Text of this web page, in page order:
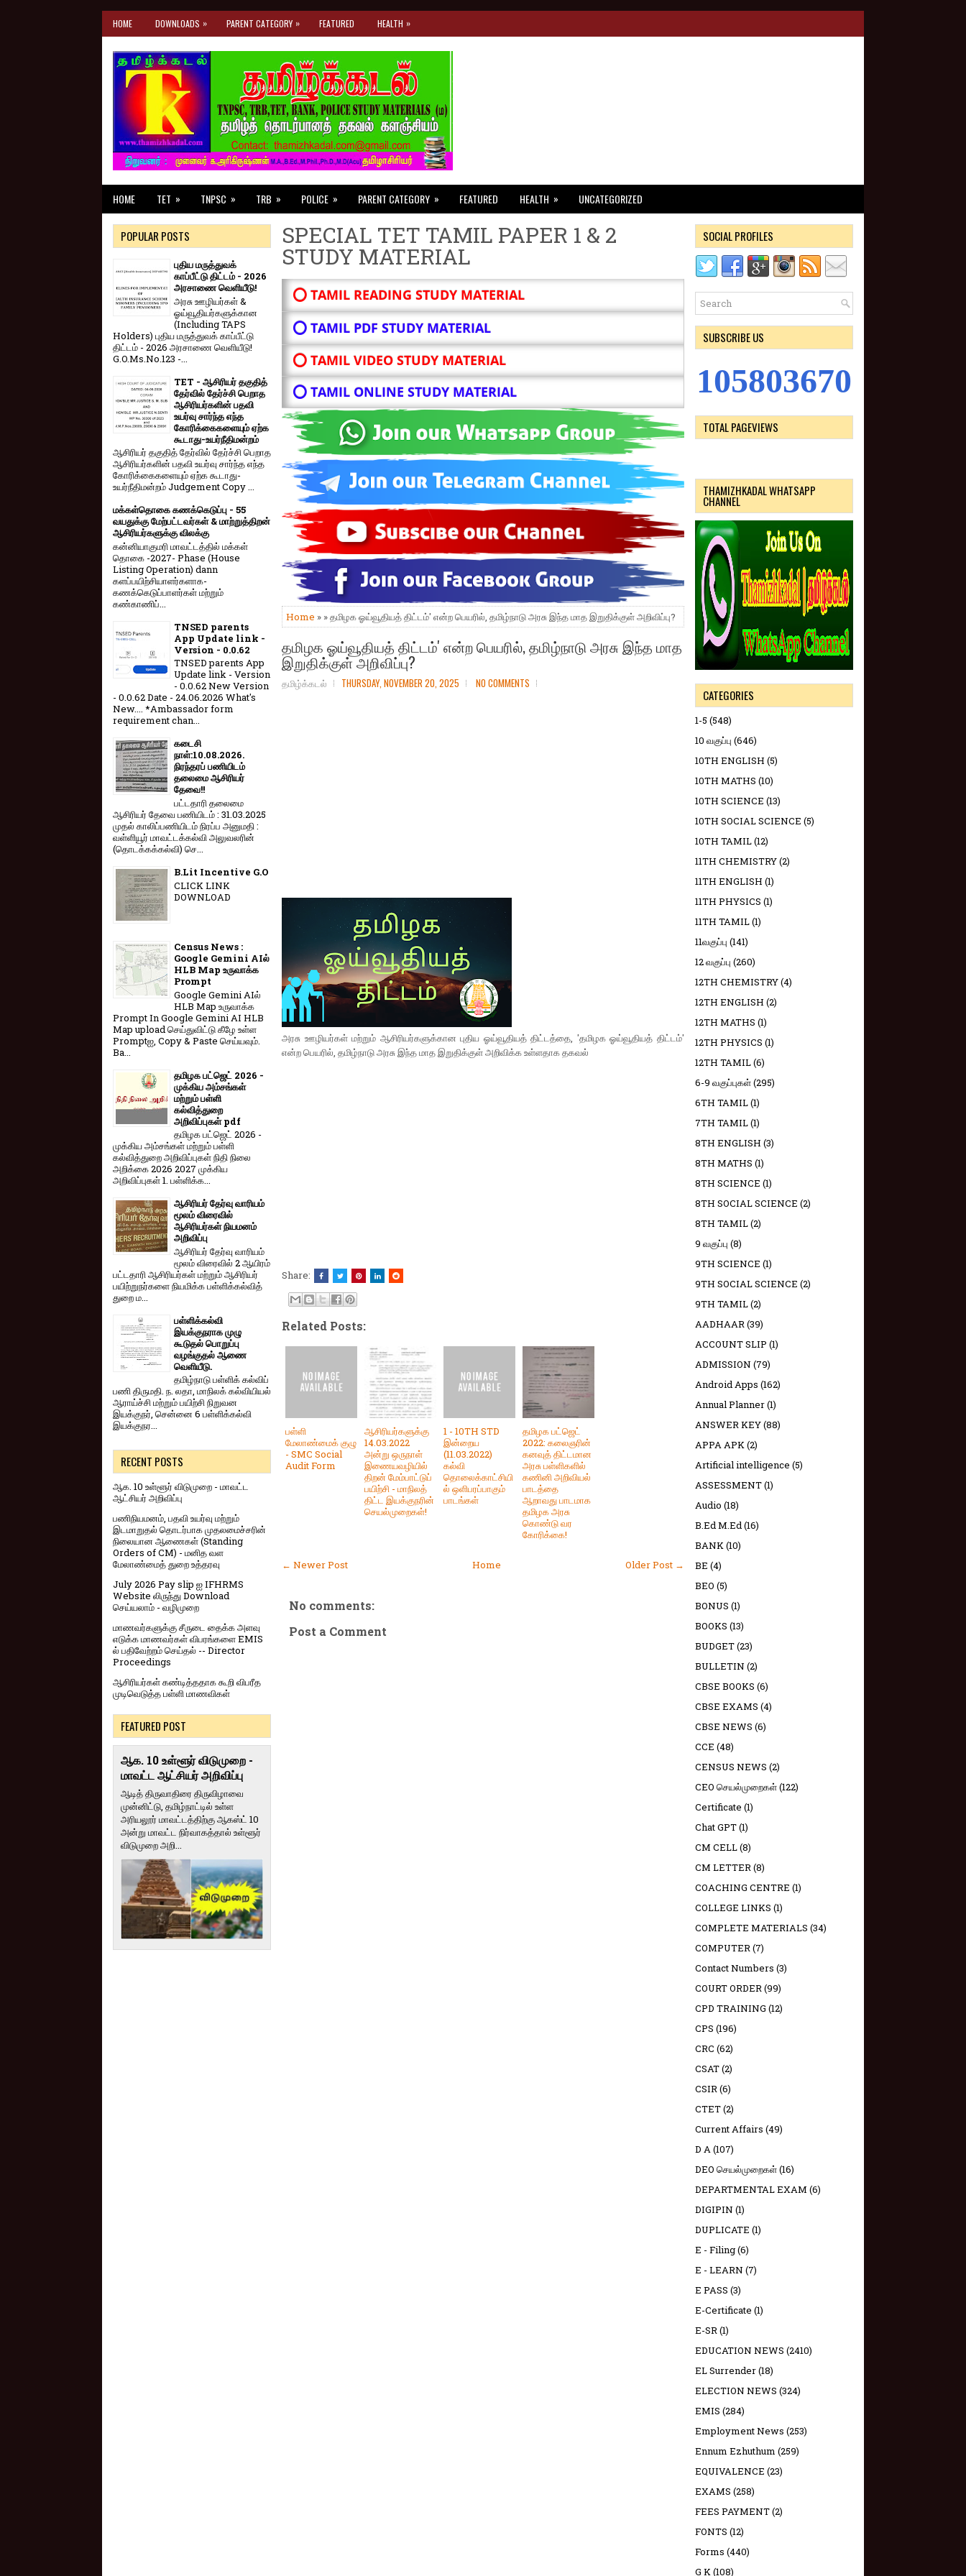
HOME DOWNLOADS » PARENT CATEGORY » FEATURED HEALTH »
HOME TET » TNPSC » TRB » POLICE » PARENT CATEGORY » FEATURED HEALTH » UNCATEGORIZED
SPECIAL TET TAMIL PAPER 1 & 2
STUDY MATERIAL
⭕ TAMIL READING STUDY MATERIAL
⭕ TAMIL PDF STUDY MATERIAL
⭕ TAMIL VIDEO STUDY MATERIAL
⭕ TAMIL ONLINE STUDY MATERIAL
Home » » தமிழக ஓய்வூதியத் திட்டம்' என்ற பெயரில், தமிழ்நாடு அரசு இந்த மாத இறுதிக்குள் அறிவிப்பு?
தமிழக ஓய்வூதியத் திட்டம்' என்ற பெயரில், தமிழ்நாடு அரசு இந்த மாத
இறுதிக்குள் அறிவிப்பு?
தமிழ்க்கடல் THURSDAY, NOVEMBER 20, 2025 NO COMMENTS
அரசு ஊழியர்கள் மற்றும் ஆசிரியர்களுக்கான புதிய ஓய்வூதியத் திட்டத்தை, 'தமிழக ஓய்வூதியத் திட்டம்'
என்ற பெயரில், தமிழ்நாடு அரசு இந்த மாத இறுதிக்குள் அறிவிக்க உள்ளதாக தகவல்
Share:
Related Posts:
பள்ளி
மேலாண்மைக் குழு
- SMC Social
Audit Form
ஆசிரியர்களுக்கு
14.03.2022
அன்று ஒருநாள்
இணையவழியில்
திறன் மேம்பாட்டுப்
பயிற்சி - மாநிலத்
திட்ட இயக்குநரின்
செயல்முறைகள்!
1 - 10TH STD
இன்றைய
(11.03.2022)
கல்வி
தொலைக்காட்சியி
ல் ஒளிபரப்பாகும்
பாடங்கள்
தமிழக பட்ஜெட்
2022: கலைஞரின்
கனவுத் திட்டமான
அரசு பள்ளிகளில்
கணினி அறிவியல்
பாடத்தை
ஆறாவது பாடமாக
தமிழக அரசு
கொண்டு வர
கோரிக்கை!
← Newer Post Older Post →
Home
No comments:
Post a Comment
POPULAR POSTS
புதிய மருத்துவக்
காப்பீட்டு திட்டம் - 2026
அரசாணை வெளியீடு!
அரசு ஊழியர்கள் &
ஓய்வூதியர்களுக்கான
(Including TAPS
Holders) புதிய மருத்துவக் காப்பீட்டு
திட்டம் - 2026 அரசாணை வெளியீடு!
G.O.Ms.No.123 -...
TET - ஆசிரியர் தகுதித்
தேர்வில் தேர்ச்சி பெறாத
ஆசிரியர்களின் பதவி
உயர்வு சார்ந்த எந்த
கோரிக்கைகளையும் ஏற்க
கூடாது-உயர்நீதிமன்றம்
ஆசிரியர் தகுதித் தேர்வில் தேர்ச்சி பெறாத
ஆசிரியர்களின் பதவி உயர்வு சார்ந்த எந்த
கோரிக்கைகளையும் ஏற்க கூடாது-
உயர்நீதிமன்றம் Judgement Copy ...
மக்கள்தொகை கணக்கெடுப்பு - 55
வயதுக்கு மேற்பட்டவர்கள் & மாற்றுத்திறன்
ஆசிரியர்களுக்கு விலக்கு
கன்னியாகுமரி மாவட்டத்தில் மக்கள்
தொகை -2027- Phase (House
Listing Operation) dann
களப்பயிற்சியாளர்களாக-
கணக்கெடுப்பாளர்கள் மற்றும்
கண்காணிப்...
TNSED parents
App Update link -
Version - 0.0.62
TNSED parents App
Update link - Version
- 0.0.62 New Version
- 0.0.62 Date - 24.06.2026 What's
New.... *Ambassador form
requirement chan...
கடைசி
நாள்:10.08.2026.
நிரந்தரப் பணியிடம்
தலைமை ஆசிரியர்
தேவை!!
பட்டதாரி தலைமை
ஆசிரியர் தேவை பணியிடம் : 31.03.2025
முதல் காலிப்பணியிடம் நிரப்ப அனுமதி :
வள்ளியூர் மாவட்டக்கல்வி அலுவலரின்
(தொடக்கக்கல்வி) செ...
B.Lit Incentive G.O
CLICK LINK
DOWNLOAD
Census News :
Google Gemini AIல்
HLB Map உருவாக்க
Prompt
Google Gemini AIல்
HLB Map உருவாக்க
Prompt In Google Gemini AI HLB
Map upload செய்துவிட்டு கீழே உள்ள
Promptஐ, Copy & Paste செய்யவும்.
Ba...
தமிழக பட்ஜெட் 2026 -
முக்கிய அம்சங்கள்
மற்றும் பள்ளி
கல்வித்துறை
அறிவிப்புகள் pdf
தமிழக பட்ஜெட் 2026 -
முக்கிய அம்சங்கள் மற்றும் பள்ளி
கல்வித்துறை அறிவிப்புகள் நிதி நிலை
அறிக்கை 2026 2027 முக்கிய
அறிவிப்புகள் 1. பள்ளிக்க...
ஆசிரியர் தேர்வு வாரியம்
மூலம் விரைவில்
ஆசிரியர்கள் நியமனம்
அறிவிப்பு
ஆசிரியர் தேர்வு வாரி​யம்
மூலம் விரை​வில் 2 ஆயிரம்
பட்​ட​தாரி ஆசிரியர்​கள் மற்​றும் ஆசிரியர்
பயிற்றுநர்​களை நியமிக்க பள்​ளிக்​கல்​வித்​
துறை ம...
பள்ளிக்கல்வி
இயக்குநராக முழு
கூடுதல் பொறுப்பு
வழங்குதல் ஆணை
வெளியீடு.
தமிழ்நாடு பள்ளிக் கல்விப்
பணி திருமதி. ந. லதா, மாநிலக் கல்வியியல்
ஆராய்ச்சி மற்றும் பயிற்சி நிறுவன
இயக்குநர், சென்னை 6 பள்ளிக்கல்வி
இயக்குநர...
RECENT POSTS
ஆக. 10 உள்ளூர் விடுமுறை - மாவட்ட
ஆட்சியர் அறிவிப்பு
பணிநியமனம், பதவி உயர்வு மற்றும்
இடமாறுதல் தொடர்பாக முதலமைச்சரின்
நிலையான ஆணைகள் (Standing
Orders of CM) - மனித வள
மேலாண்மைத் துறை உத்தரவு
July 2026 Pay slip ஐ IFHRMS
Website லிருந்து Download
செய்யலாம் - வழிமுறை
மாணவர்களுக்கு சீருடை தைக்க அளவு
எடுக்க மாணவர்கள் விபரங்களை EMIS
ல் பதிவேற்றம் செய்தல் -- Director
Proceedings
ஆசிரியர்கள் கண்டித்ததாக கூறி விபரீத
முடிவெடுத்த பள்ளி மாணவிகள்
FEATURED POST
ஆக. 10 உள்ளூர் விடுமுறை -
மாவட்ட ஆட்சியர் அறிவிப்பு
ஆடித் திருவாதிரை திருவிழாவை
முன்னிட்டு, தமிழ்நாட்டில் உள்ள
அரியலூர் மாவட்டத்திற்கு ஆகஸ்ட் 10
அன்று மாவட்ட நிர்வாகத்தால் உள்ளூர்
விடுமுறை அறி...
SOCIAL PROFILES
SUBSCRIBE US
105803670
TOTAL PAGEVIEWS
THAMIZHKADAL WHATSAPP
CHANNEL
CATEGORIES
1-5 (548)
10 வகுப்பு (646)
10TH ENGLISH (5)
10TH MATHS (10)
10TH SCIENCE (13)
10TH SOCIAL SCIENCE (5)
10TH TAMIL(12)
11TH CHEMISTRY(2)
11TH ENGLISH (1)
11TH PHYSICS (1)
11TH TAMIL(1)
11வகுப்பு (141)
12 வகுப்பு (260)
12TH CHEMISTRY(4)
12TH ENGLISH (2)
12TH MATHS (1)
12TH PHYSICS (1)
12TH TAMIL(6)
6-9 வகுப்புகள்(295)
6TH TAMIL(1)
7TH TAMIL(1)
8TH ENGLISH (3)
8TH MATHS (1)
8TH SCIENCE (1)
8TH SOCIAL SCIENCE (2)
8TH TAMIL(2)
9 வகுப்பு (8)
9TH SCIENCE (1)
9TH SOCIAL SCIENCE (2)
9TH TAMIL(2)
AADHAAR(39)
ACCOUNT SLIP (1)
ADMISSION (79)
Android Apps (162)
Annual Planner(1)
ANSWER KEY(88)
APPA APK(2)
Artificial intelligence (5)
ASSESSMENT(1)
Audio (18)
B.Ed M.Ed(16)
BANK(10)
BE (4)
BEO (5)
BONUS (1)
BOOKS (13)
BUDGET(23)
BULLETIN (2)
CBSE BOOKS (6)
CBSE EXAMS (4)
CBSE NEWS (6)
CCE (48)
CENSUS NEWS (2)
CEO செயல்முறைகள்(122)
Certificate (1)
Chat GPT(1)
CM CELL(8)
CM LETTER(8)
COACHING CENTRE (1)
COLLEGE LINKS (1)
COMPLETE MATERIALS (34)
COMPUTER(7)
Contact Numbers (3)
COURT ORDER(99)
CPD TRAINING (12)
CPS (196)
CRC (62)
CSAT(2)
CSIR(6)
CTET(2)
Current Affairs (49)
D A(107)
DEO செயல்முறைகள்(16)
DEPARTMENTAL EXAM (6)
DIGIPIN (1)
DUPLICATE (1)
E - Filing(6)
E - LEARN (7)
E PASS (3)
E-Certificate (1)
E-SR(1)
EDUCATION NEWS (2410)
EL Surrender(18)
ELECTION NEWS (324)
EMIS (284)
Employment News (253)
Ennum Ezhuthum (259)
EQUIVALENCE (23)
EXAMS (258)
FEES PAYMENT(2)
FONTS (12)
Forms (440)
G K(108)